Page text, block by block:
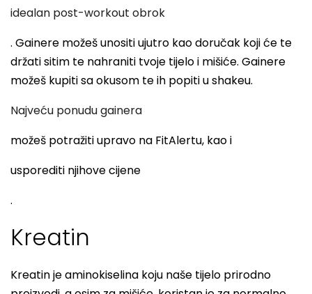
idealan post-workout obrok
. Gainere možeš unositi ujutro kao doručak koji će te
držati sitim te nahraniti tvoje tijelo i mišiće. Gainere
možeš kupiti sa okusom te ih popiti u shakeu.
Najveću ponudu gainera
možeš potražiti upravo na FitAlertu, kao i
usporediti njihove cijene
.
Kreatin
Kreatin je aminokiselina koju naše tijelo prirodno